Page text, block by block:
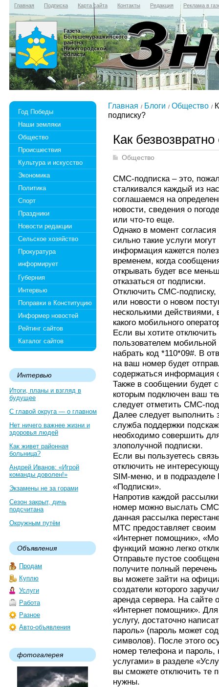
Главная Подписка Карта сайта Контакты Редакция Реклама в
Газета
Большемурашкинского
района
Нижегородской
области
Год Победы
Наши земляки
Общество
Происшествия
Культура и искусство
Экономика
Политика
Спорт
Праздники
Новости редакции
Сельское хозяйство
Прокуратура
информирует
Губерния
Интервью
Поправки в Конституцию
Информер новостей
Рейтинг сайтов
Каталог сайтов
Интервью
Итоги, планы и взгляд в
будущее
С главой округа — о главном
Нет ничего важнее жизни и
здоровья людей
Как живет районная
больница?
Андрей Иванов: «Игрой
команды доволен!»
Экзамены не за горами
Сезон закрыт, дичь
подсчитана
Окружным путём
Объявления
Продам
Куплю
Услуги
Работа
Разное
Авто-объявления
фотогалерея
Главная Блоги Общество
подписку?
Как
Общество
СМС-подписка – это,
сталкивался каждый из
соглашаемся на
новости, сведения о
или что-то еще.
Однако в момент согласия
сильно такие услуги
информация кажется
временем, когда
открывать будет все
отказаться от подписки.
Отключить СМС-подписку,
или новости о новом
несколькими действиями,
какого мобильного
Если вы хотите
пользователем
набрать код *110*09#. В
на ваш номер будет
содержаться информация
Также в сообщении будет
которым подключен ваш
следует отметить СМС-
Далее следует выполнить
служба поддержки
необходимо совершить
злополучной подписки.
Если вы пользуетесь
отключить не
SIM-меню, и в подразделе
«Подписки».
Напротив каждой
номер можно выслать СМС
данная рассылка
МТС предоставляет своим
«Интернет помощник»,
функций можно легко
Отправьте пустое
получите полный
вы можете зайти на
создатели которого
аренда сервера. На сайте
«Интернет помощник».
услугу, достаточно
пароль» (пароль может
символов). После этого
номер телефона и пароль,
услугами» в разделе
вы сможете отключить те
нужны.